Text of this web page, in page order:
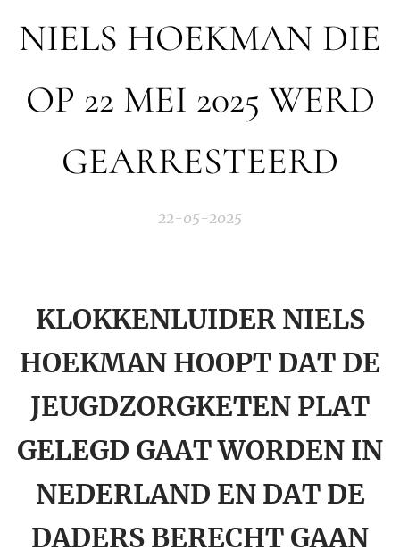
NIELS HOEKMAN DIE
OP 22 MEI 2025 WERD
GEARRESTEERD
22-05-2025
KLOKKENLUIDER NIELS
HOEKMAN HOOPT DAT DE
JEUGDZORGKETEN PLAT
GELEGD GAAT WORDEN IN
NEDERLAND EN DAT DE
DADERS BERECHT GAAN